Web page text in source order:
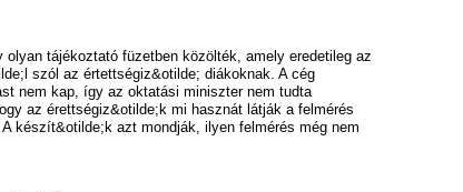
olyan tájékoztató füzetben közölték, amely eredetileg az
szól az értettségiz&otilde; diákoknak. A cég
nem kap, így az oktatási miniszter nem tudta
az érettségiz&otilde;k mi hasznát látják a felmérés
készít&otilde;k azt mondják, ilyen felmérés még nem